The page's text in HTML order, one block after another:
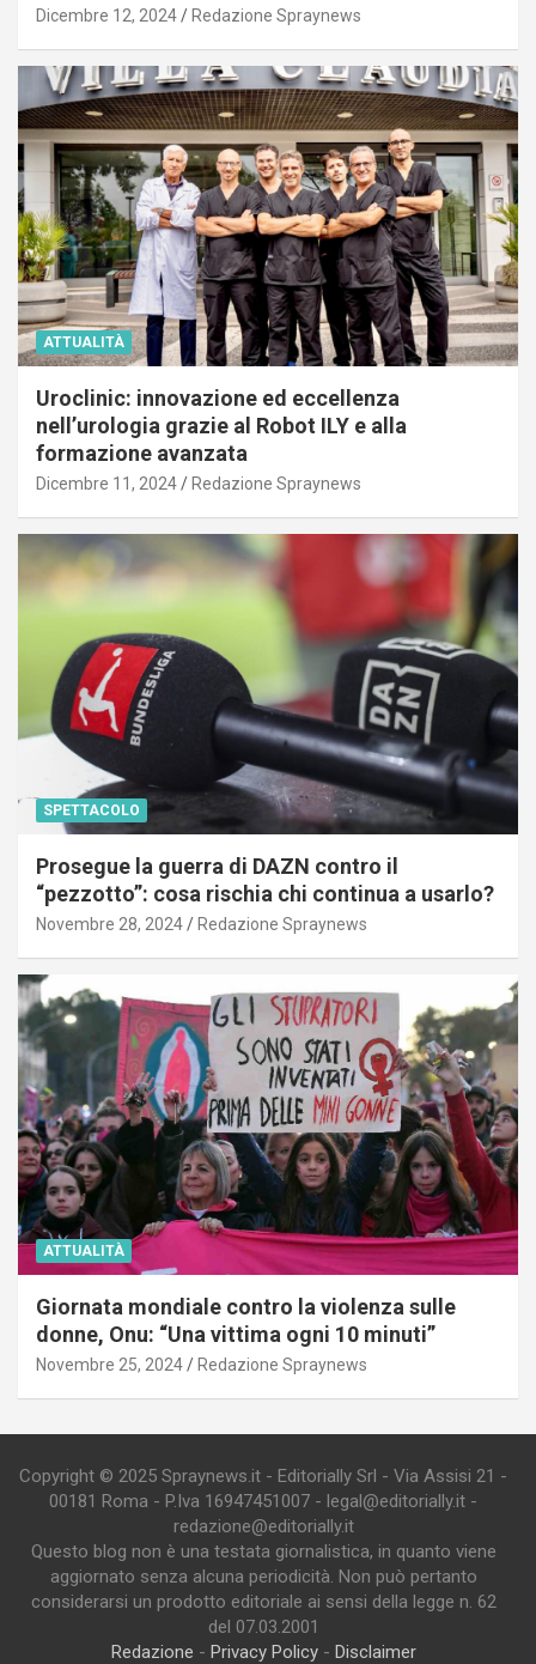
Dicembre 12, 2024 Redazione Spraynews
ATTUALITÀ
Uroclinic: innovazione ed eccellenza
nell’urologia grazie al Robot ILY e alla
formazione avanzata
Dicembre 11, 2024 Redazione Spraynews
SPETTACOLO
Prosegue la guerra di DAZN contro il
“pezzotto”: cosa rischia chi continua a usarlo?
Novembre 28, 2024 Redazione Spraynews
ATTUALITÀ
Giornata mondiale contro la violenza sulle
donne, Onu: “Una vittima ogni 10 minuti”
Novembre 25, 2024 Redazione Spraynews
Copyright © 2025 Spraynews.it - Editorially Srl - Via Assisi 21 -
00181 Roma - P.Iva 16947451007 - legal@editorially.it -
redazione@editorially.it
Questo blog non è una testata giornalistica, in quanto viene
aggiornato senza alcuna periodicità. Non può pertanto
considerarsi un prodotto editoriale ai sensi della legge n. 62
del 07.03.2001
Redazione - Privacy Policy- Disclaimer